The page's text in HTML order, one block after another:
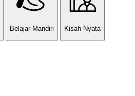
Belajar Mandiri Kisah Nyata